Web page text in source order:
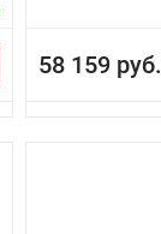
58 159 руб.